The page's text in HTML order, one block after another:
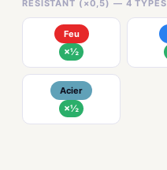
RÉSISTANT (×0,5) — 4 TYPES
Feu
×½
Acier
×½